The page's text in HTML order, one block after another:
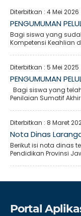
Diterbitkan : 4 Mei 2026
PENGUMUMAN
Bagi siswa yang
Kompetensi Keahlian
Diterbitkan : 5 Mei 2025
PENGUMUMAN
Bagi siswa yang
Penilaian Sumatif Akhir
Diterbitkan : 8 Maret
Nota Dinas
Berikut isi nota dinas
Pendidikan Provinsi
Portal